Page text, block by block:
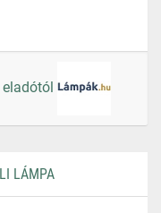
eladótól
LÁMPA